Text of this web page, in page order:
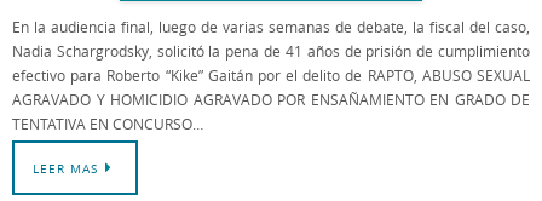
En la audiencia final, luego de varias semanas de debate, la fiscal del caso,
Nadia Schargrodsky, solicitó la pena de 41 años de prisión de cumplimiento
efectivo para Roberto “Kike” Gaitán por el delito de RAPTO, ABUSO SEXUAL
AGRAVADO Y HOMICIDIO AGRAVADO POR ENSAÑAMIENTO EN GRADO DE
TENTATIVA EN CONCURSO…
LEER MAS